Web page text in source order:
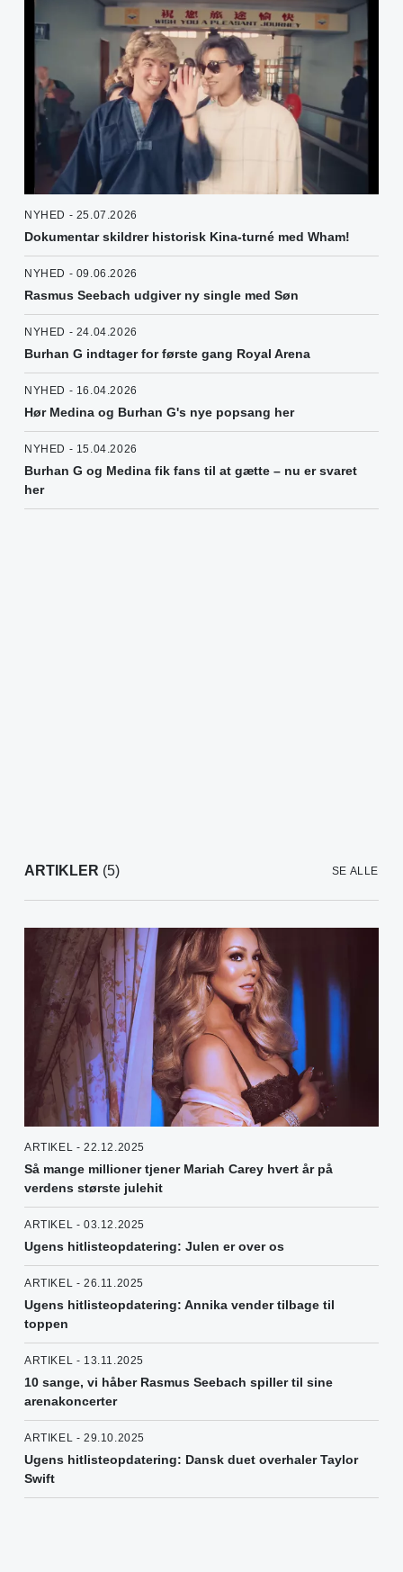
NYHED - 25.07.2026
Dokumentar skildrer historisk Kina-turné med Wham!
NYHED - 09.06.2026
Rasmus Seebach udgiver ny single med Søn
NYHED - 24.04.2026
Burhan G indtager for første gang Royal Arena
NYHED - 16.04.2026
Hør Medina og Burhan G's nye popsang her
NYHED - 15.04.2026
Burhan G og Medina fik fans til at gætte – nu er svaret
her
ARTIKLER (5) SE ALLE
ARTIKEL - 22.12.2025
Så mange millioner tjener Mariah Carey hvert år på
verdens største julehit
ARTIKEL - 03.12.2025
Ugens hitlisteopdatering: Julen er over os
ARTIKEL - 26.11.2025
Ugens hitlisteopdatering: Annika vender tilbage til
toppen
ARTIKEL - 13.11.2025
10 sange, vi håber Rasmus Seebach spiller til sine
arenakoncerter
ARTIKEL - 29.10.2025
Ugens hitlisteopdatering: Dansk duet overhaler Taylor
Swift